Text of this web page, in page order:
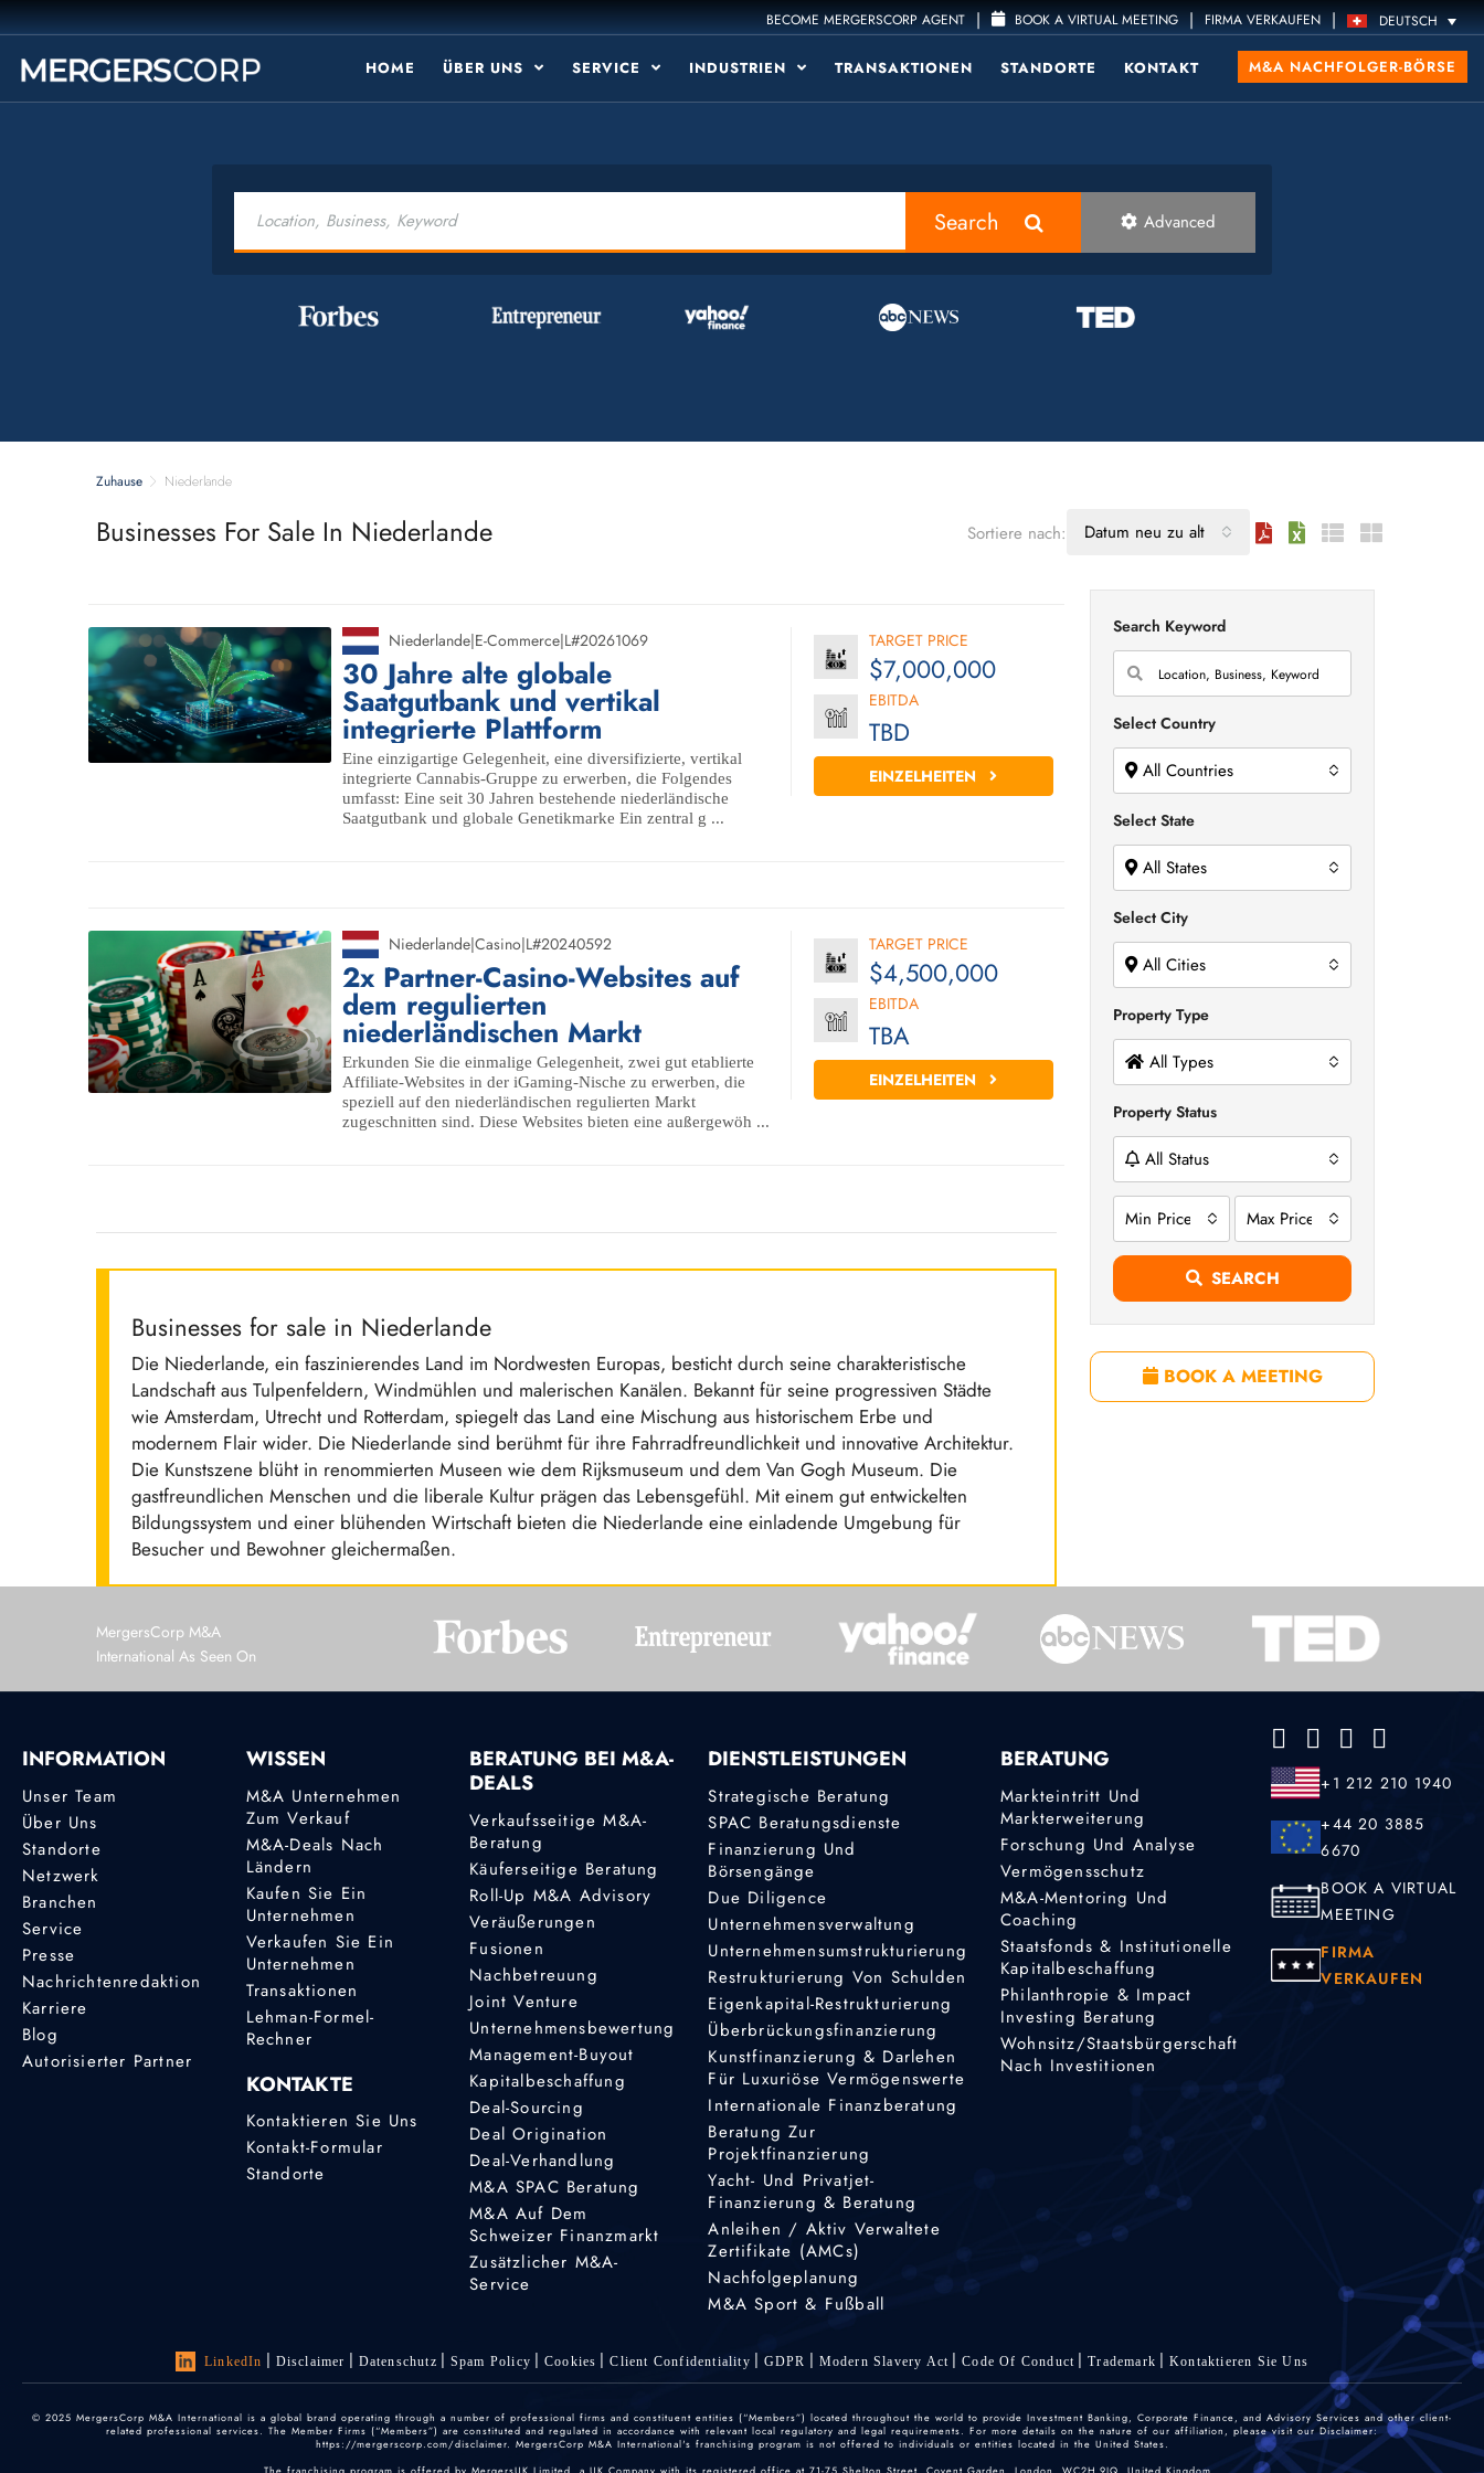
BECOME MERGERSCORP AGENT | BOOK A VIRTUAL MEETING | FIRMA VERKAUFEN | DEUTSCH
HOME ÜBER UNS SERVICE INDUSTRIEN TRANSAKTIONEN STANDORTE KONTAKT M&A NACHFOLGER-BÖRSE
Search Advanced
Zuhause Niederlande
Businesses For Sale In Niederlande Sortiere nach: Datum neu zu alt
Niederlande|E-Commerce|L#20261069
30 Jahre alte globale
Saatgutbank und vertikal
integrierte Plattform
Eine einzigartige Gelegenheit, eine diversifizierte, vertikal
integrierte Cannabis-Gruppe zu erwerben, die Folgendes
umfasst: Eine seit 30 Jahren bestehende niederländische
Saatgutbank und globale Genetikmarke Ein zentral g ...
TARGET PRICE
$7,000,000
EBITDA
TBD
EINZELHEITEN
Niederlande|Casino|L#20240592
2x Partner-Casino-Websites auf
dem regulierten
niederländischen Markt
Erkunden Sie die einmalige Gelegenheit, zwei gut etablierte
Affiliate-Websites in der iGaming-Nische zu erwerben, die
speziell auf den niederländischen regulierten Markt
zugeschnitten sind. Diese Websites bieten eine außergewöh ...
TARGET PRICE
$4,500,000
EBITDA
TBA
EINZELHEITEN
Businesses for sale in Niederlande
Die Niederlande, ein faszinierendes Land im Nordwesten Europas, besticht durch seine charakteristische
Landschaft aus Tulpenfeldern, Windmühlen und malerischen Kanälen. Bekannt für seine progressiven Städte
wie Amsterdam, Utrecht und Rotterdam, spiegelt das Land eine Mischung aus historischem Erbe und
modernem Flair wider. Die Niederlande sind berühmt für ihre Fahrradfreundlichkeit und innovative Architektur.
Die Kunstszene blüht in renommierten Museen wie dem Rijksmuseum und dem Van Gogh Museum. Die
gastfreundlichen Menschen und die liberale Kultur prägen das Lebensgefühl. Mit einem gut entwickelten
Bildungssystem und einer blühenden Wirtschaft bieten die Niederlande eine einladende Umgebung für
Besucher und Bewohner gleichermaßen.
Search Keyword
Select Country
All Countries
Select State
All States
Select City
All Cities
Property Type
All Types
Property Status
All Status
Min Price Max Price
SEARCH
BOOK A MEETING
MergersCorp M&A
International As Seen On
INFORMATION
Unser Team
Über Uns
Standorte
Netzwerk
Branchen
Service
Presse
Nachrichtenredaktion
Karriere
Blog
Autorisierter Partner
WISSEN
M&A Unternehmen
Zum Verkauf
M&A-Deals Nach
Ländern
Kaufen Sie Ein
Unternehmen
Verkaufen Sie Ein
Unternehmen
Transaktionen
Lehman-Formel-
Rechner
KONTAKTE
Kontaktieren Sie Uns
Kontakt-Formular
Standorte
BERATUNG BEI M&A-
DEALS
Verkaufsseitige M&A-
Beratung
Käuferseitige Beratung
Roll-Up M&A Advisory
Veräußerungen
Fusionen
Nachbetreuung
Joint Venture
Unternehmensbewertung
Management-Buyout
Kapitalbeschaffung
Deal-Sourcing
Deal Origination
Deal-Verhandlung
M&A SPAC Beratung
M&A Auf Dem
Schweizer Finanzmarkt
Zusätzlicher M&A-
Service
DIENSTLEISTUNGEN
Strategische Beratung
SPAC Beratungsdienste
Finanzierung Und
Börsengänge
Due Diligence
Unternehmensverwaltung
Unternehmensumstrukturierung
Restrukturierung Von Schulden
Eigenkapital-Restrukturierung
Überbrückungsfinanzierung
Kunstfinanzierung & Darlehen
Für Luxuriöse Vermögenswerte
Internationale Finanzberatung
Beratung Zur
Projektfinanzierung
Yacht- Und Privatjet-
Finanzierung & Beratung
Anleihen / Aktiv Verwaltete
Zertifikate (AMCs)
Nachfolgeplanung
M&A Sport & Fußball
BERATUNG
Markteintritt Und
Markterweiterung
Forschung Und Analyse
Vermögensschutz
M&A-Mentoring Und
Coaching
Staatsfonds & Institutionelle
Kapitalbeschaffung
Philanthropie & Impact
Investing Beratung
Wohnsitz/Staatsbürgerschaft
Nach Investitionen
+1 212 210 1940
+44 20 3885
6670
BOOK A VIRTUAL
MEETING
FIRMA
VERKAUFEN
LinkedIn Disclaimer Datenschutz Spam Policy Cookies Client Confidentiality GDPR Modern Slavery Act Code Of Conduct Trademark Kontaktieren Sie Uns
© 2025 MergersCorp M&A International is a global brand operating through a number of professional firms and constituent entities (“Members”) located throughout the world to provide Investment Banking, Corporate Finance, and Advisory Services and other client-
related professional services. The Member Firms (“Members”) are constituted and regulated in accordance with relevant local regulatory and legal requirements. For more details on the nature of our affiliation, please visit our Disclaimer:
https://mergerscorp.com/disclaimer. MergersCorp M&A International's franchising program is not offered to individuals or entities located in the United States.
The franchising program is offered by MergersUK Limited, a UK Company with its registered office at 71-75 Shelton Street, Covent Garden, London, WC2H 9JQ, United Kingdom.